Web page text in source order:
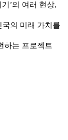
’의 여러 현상,
의 미래 가치를
하는 프로젝트